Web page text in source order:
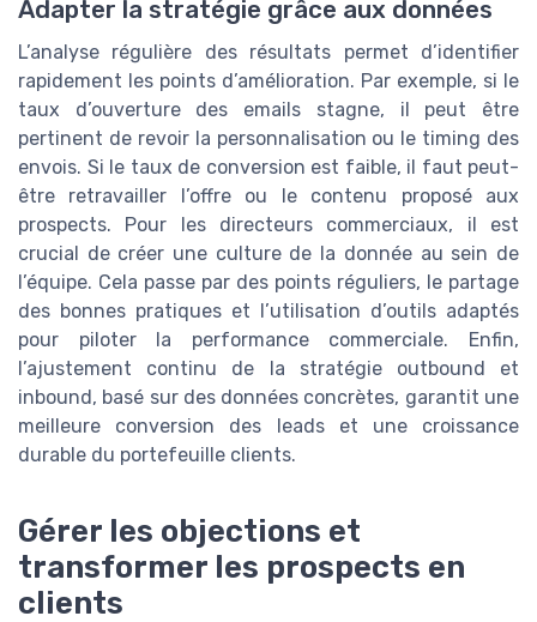
Adapter la stratégie grâce aux données
L’analyse régulière des résultats permet d’identifier
rapidement les points d’amélioration. Par exemple, si le
taux d’ouverture des emails stagne, il peut être
pertinent de revoir la personnalisation ou le timing des
envois. Si le taux de conversion est faible, il faut peut-
être retravailler l’offre ou le contenu proposé aux
prospects. Pour les directeurs commerciaux, il est
crucial de créer une culture de la donnée au sein de
l’équipe. Cela passe par des points réguliers, le partage
des bonnes pratiques et l’utilisation d’outils adaptés
pour piloter la performance commerciale. Enfin,
l’ajustement continu de la stratégie outbound et
inbound, basé sur des données concrètes, garantit une
meilleure conversion des leads et une croissance
durable du portefeuille clients.
Gérer les objections et
transformer les prospects en
clients